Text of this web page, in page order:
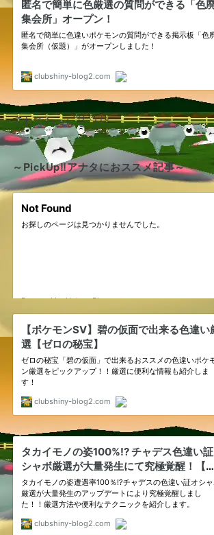
でわでわっ( ՞ਊ ՞)ﾉｼ
～PickUp‼アナタにおススメ記事～